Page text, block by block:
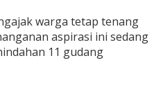
warga tetap tenang
aspirasi ini sedang
11 gudang